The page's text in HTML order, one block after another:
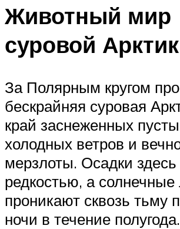
Животный мир
суровой
За Полярным кругом
бескрайняя суровая
край заснеженных
холодных ветров и
мерзлоты. Осадки
редкостью, а солнечные
проникают сквозь тьму
ночи в течение полугода.